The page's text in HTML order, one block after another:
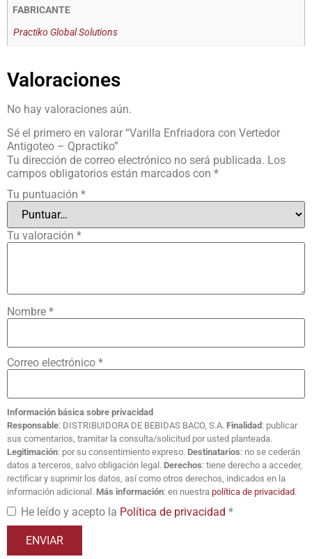
FABRICANTE
Practiko Global Solutions
Valoraciones
No hay valoraciones aún.
Sé el primero en valorar “Varilla Enfriadora con Vertedor
Antigoteo – Qpractiko”
Tu dirección de correo electrónico no será publicada. Los
campos obligatorios están marcados con *
Tu puntuación *
Tu valoración *
Nombre *
Correo electrónico *
Información básica sobre privacidad
Responsable: DISTRIBUIDORA DE BEBIDAS BACO, S.A. Finalidad: publicar
sus comentarios, tramitar la consulta/solicitud por usted planteada.
Legitimación: por su consentimiento expreso. Destinatarios: no se cederán
datos a terceros, salvo obligación legal. Derechos: tiene derecho a acceder,
rectificar y suprimir los datos, así como otros derechos, indicados en la
información adicional. Más información: en nuestra política de privacidad.
He leído y acepto la Política de privacidad *